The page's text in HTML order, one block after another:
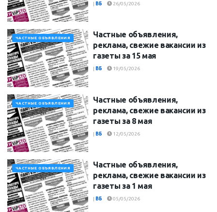
| ВБ 26/05/2026
ЧАСТНЫЕ ОБЪЯВЛЕНИЯ
Частные объявления,
реклама, свежие вакансии из
газеты за 15 мая
| ВБ 19/05/2026
ЧАСТНЫЕ ОБЪЯВЛЕНИЯ
Частные объявления,
реклама, свежие вакансии из
газеты за 8 мая
| ВБ 12/05/2026
ЧАСТНЫЕ ОБЪЯВЛЕНИЯ
Частные объявления,
реклама, свежие вакансии из
газеты за 1 мая
| ВБ 05/05/2026